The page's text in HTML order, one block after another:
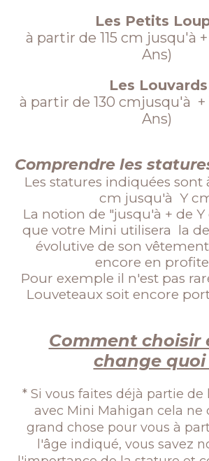
Les Petits
à partir de 115 cm jusqu'à
Ans)
Les Louvards
à partir de 130 cmjusqu'à +
Ans)
Comprendre les
Les statures indiquées
cm jusqu'à Y
La notion de "jusqu'à + de
que votre Mini utilisera la
évolutive de son
encore en
Pour exemple il n'est pas
Louveteaux soit encore
Comment choisir
change quoi
* Si vous faites déjà partie de
avec Mini Mahigan cela ne
grand chose pour vous à
l'âge indiqué, vous savez